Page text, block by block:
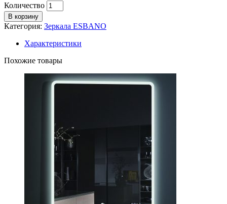
Количество
В корзину
Категория: Зеркала ESBANO
Характеристики
Похожие товары